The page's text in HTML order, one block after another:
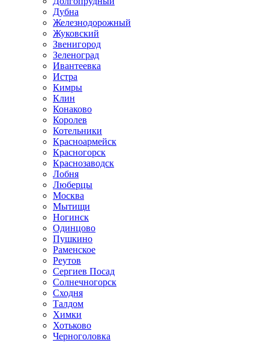
Дубна
Железнодорожный
Жуковский
Звенигород
Зеленоград
Ивантеевка
Истра
Кимры
Клин
Конаково
Королев
Котельники
Красноармейск
Красногорск
Краснозаводск
Лобня
Люберцы
Москва
Мытищи
Ногинск
Одинцово
Пушкино
Раменское
Реутов
Сергиев Посад
Солнечногорск
Сходня
Талдом
Химки
Хотьково
Черноголовка